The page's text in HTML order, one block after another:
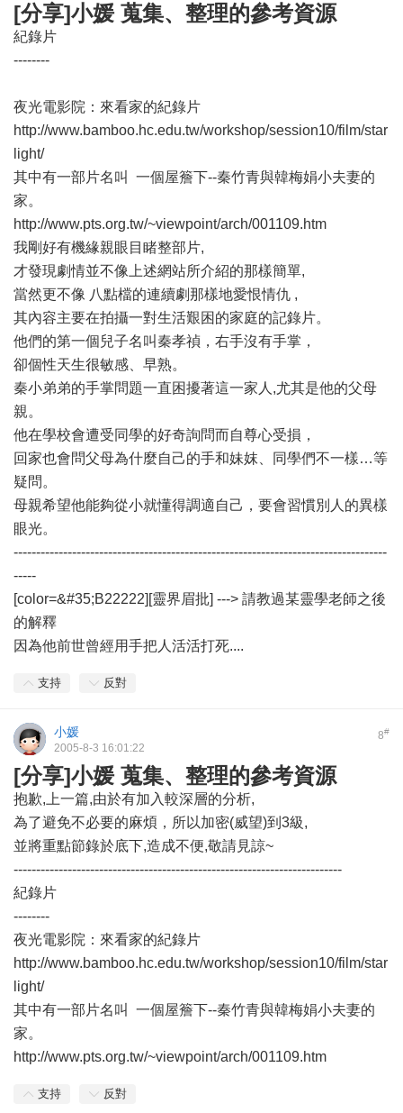
[分享]小媛 蒐集、整理的參考資源
紀錄片
--------
夜光電影院：來看家的紀錄片
http://www.bamboo.hc.edu.tw/workshop/session10/film/star
light/
其中有一部片名叫 一個屋簷下--秦竹青與韓梅娟小夫妻的
家。
http://www.pts.org.tw/~viewpoint/arch/001109.htm
我剛好有機緣親眼目睹整部片,
才發現劇情並不像上述網站所介紹的那樣簡單,
當然更不像 八點檔的連續劇那樣地愛恨情仇 ,
其內容主要在拍攝一對生活艱困的家庭的記錄片。
他們的第一個兒子名叫秦孝禎，右手沒有手掌，
卻個性天生很敏感、早熟。
秦小弟弟的手掌問題一直困擾著這一家人,尤其是他的父母
親。
他在學校會遭受同學的好奇詢問而自尊心受損，
回家也會問父母為什麼自己的手和妹妺、同學們不一樣…等
疑問。
母親希望他能夠從小就懂得調適自己，要會習慣別人的異樣
眼光。
-----------------------------------------------------------------------------------
-----
[color=&#35;B22222][靈界眉批] ---> 請教過某靈學老師之後
的解釋
因為他前世曾經用手把人活活打死....
支持 反對
8#
小媛
2005-8-3 16:01:22
[分享]小媛 蒐集、整理的參考資源
抱歉,上一篇,由於有加入較深層的分析,
為了避免不必要的麻煩，所以加密(威望)到3級,
並將重點節錄於底下,造成不便,敬請見諒~
-------------------------------------------------------------------------
紀錄片
--------
夜光電影院：來看家的紀錄片
http://www.bamboo.hc.edu.tw/workshop/session10/film/star
light/
其中有一部片名叫 一個屋簷下--秦竹青與韓梅娟小夫妻的
家。
http://www.pts.org.tw/~viewpoint/arch/001109.htm
支持 反對